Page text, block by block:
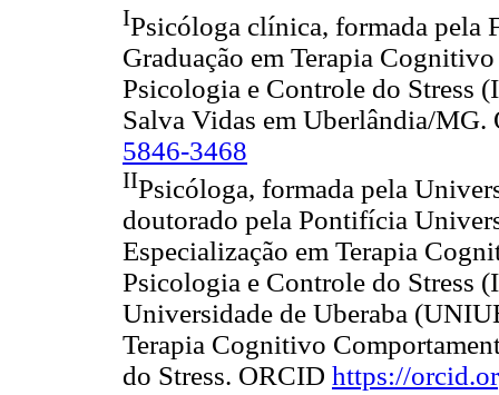
IPsicóloga clínica, formada pela
Graduação em Terapia
Psicologia e Controle do Stress
Salva Vidas em Uberlândia/
5846-3468
IIPsicóloga, formada pela
doutorado pela Pontifícia
Especialização em Terapia
Psicologia e Controle do Stress
Universidade de Uberaba
Terapia Cognitivo
do Stress. ORCID https://